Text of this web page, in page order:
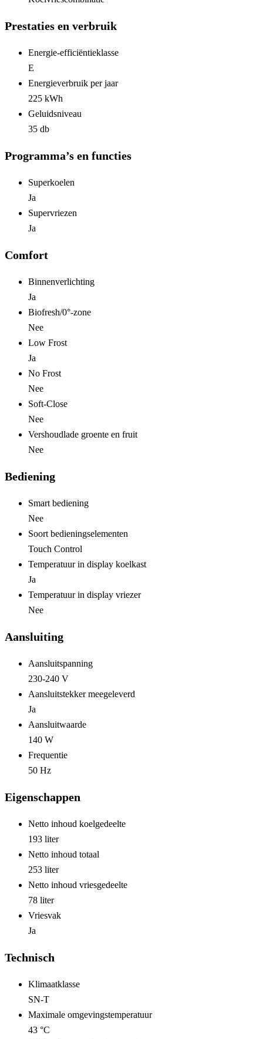
Prestaties en verbruik
Energie-efficiëntieklasse
E
Energieverbruik per jaar
225 kWh
Geluidsniveau
35 db
Programma’s en functies
Superkoelen
Ja
Supervriezen
Ja
Comfort
Binnenverlichting
Ja
Biofresh/0°-zone
Nee
Low Frost
Ja
No Frost
Nee
Soft-Close
Nee
Vershoudlade groente en fruit
Nee
Bediening
Smart bediening
Nee
Soort bedieningselementen
Touch Control
Temperatuur in display koelkast
Ja
Temperatuur in display vriezer
Nee
Aansluiting
Aansluitspanning
230-240 V
Aansluitstekker meegeleverd
Ja
Aansluitwaarde
140 W
Frequentie
50 Hz
Eigenschappen
Netto inhoud koelgedeelte
193 liter
Netto inhoud totaal
253 liter
Netto inhoud vriesgedeelte
78 liter
Vriesvak
Ja
Technisch
Klimaatklasse
SN-T
Maximale omgevingstemperatuur
43 °C